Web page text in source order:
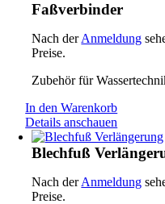
Faßverbinder
Nach derAnmeldung
Preise.
Zubehör für
In den Warenkorb
Details anschauen
Blechfuß
Nach derAnmeldung
Preise.